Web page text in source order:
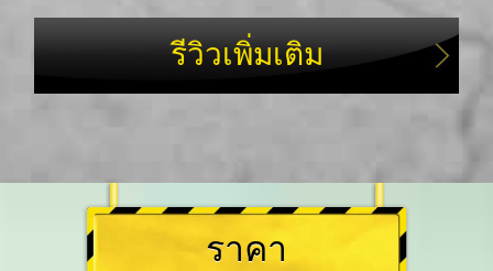
รีวิวเพิ่มเติม
ราคา